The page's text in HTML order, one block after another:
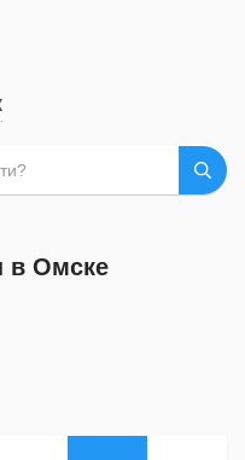
в Омске